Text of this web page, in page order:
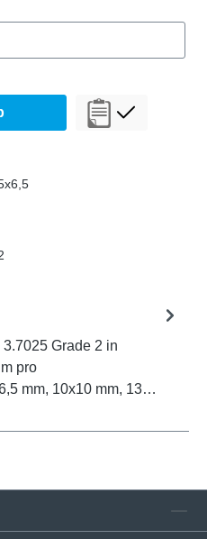
Grade 2 in
pro
mm, 10x10 mm, 13…